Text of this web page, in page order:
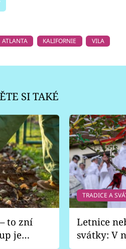
ATLANTA KALIFORNIE VILA
SI TAKÉ
to zní
je
TRADICE A
Letnice
svátky: V